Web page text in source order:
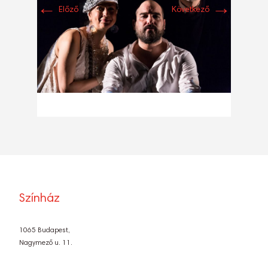
← Előző Következő →
Színház
1065 Budapest,
Nagymező u. 11.